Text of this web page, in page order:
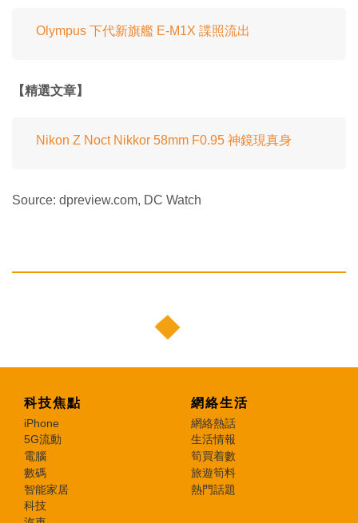
Olympus 下代新旗艦 E-M1X 諜照流出
【精選文章】
Nikon Z Noct Nikkor 58mm F0.95 神鏡現真身
Source: dpreview.com, DC Watch
科技焦點
iPhone
5G流動
電腦
數碼
智能家居
科技
網絡生活
網絡熱話
生活情報
筍買着數
旅遊筍料
熱門話題